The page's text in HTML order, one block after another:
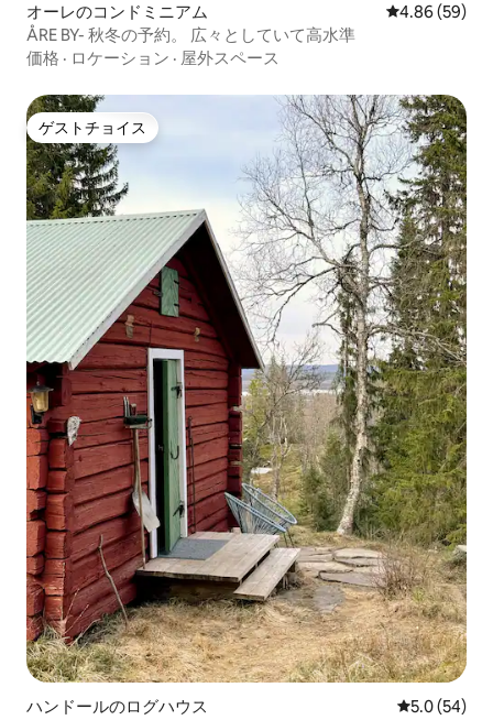
オーレのコンドミニアム レビュー59
4.86 (59)
ÅRE BY- 秋冬の予約。 広々としていて高水準
価格 · ロケーション · 屋外スペース
ゲストチョイス
ゲストチョイス
ハンドールのログハウス レビュー54
5.0 (54)